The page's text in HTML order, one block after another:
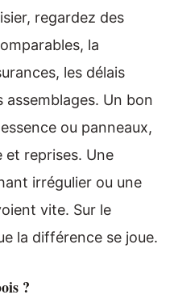
regardez des
la
les délais
assemblages. Un bon
ou panneaux,
et reprises. Une
irrégulier ou une
vite. Sur le
la différence se joue.
?